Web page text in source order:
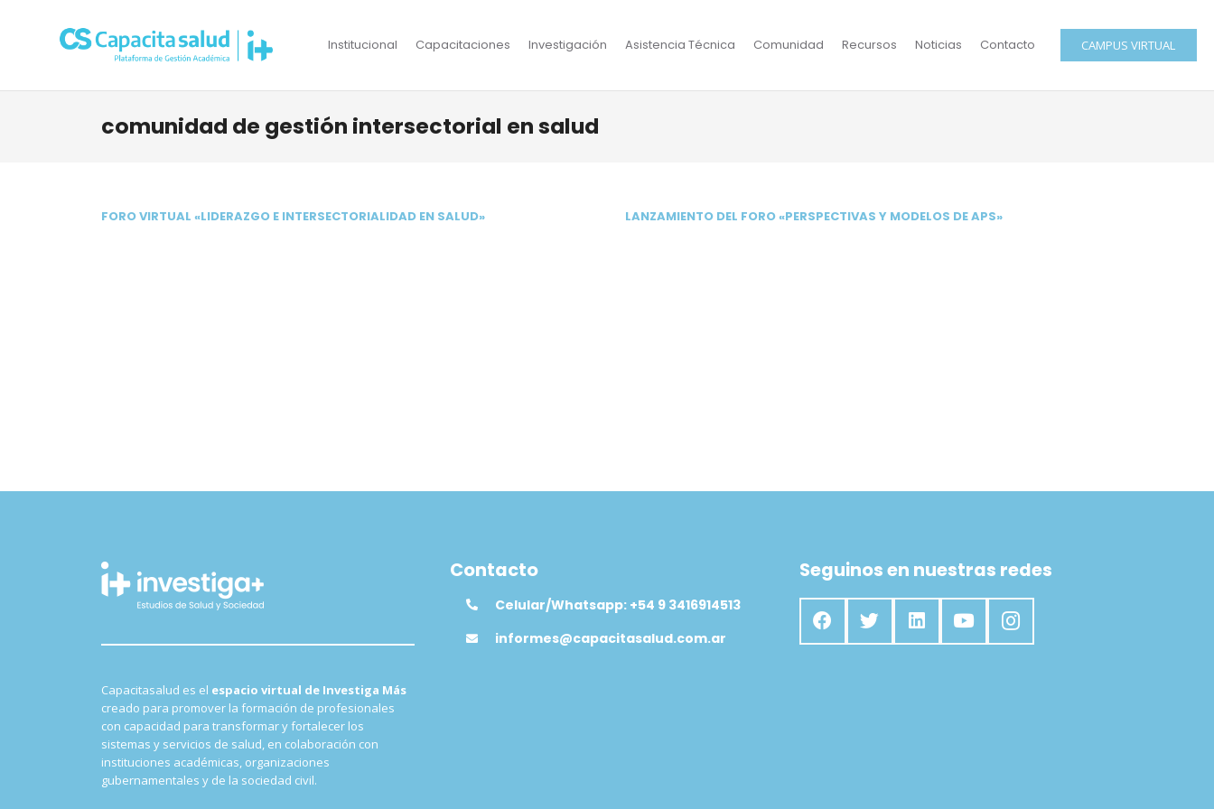
Institucional Capacitaciones Investigación Asistencia Técnica Comunidad Recursos Noticias Contacto CAMPUS VIRTUAL
comunidad de gestión intersectorial en salud
FORO VIRTUAL «LIDERAZGO E INTERSECTORIALIDAD EN SALUD» LANZAMIENTO DEL FORO «PERSPECTIVAS Y MODELOS DE APS»
Capacitasalud es el espacio virtual de Investiga Más
creado para promover la formación de profesionales
con capacidad para transformar y fortalecer los
sistemas y servicios de salud, en colaboración con
instituciones académicas, organizaciones
gubernamentales y de la sociedad civil.
Contacto
Celular/Whatsapp: +54 9 3416914513
informes@capacitasalud.com.ar
Seguinos en nuestras redes